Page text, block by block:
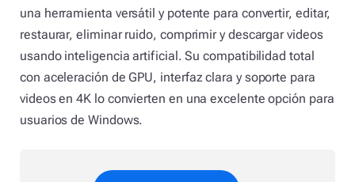
una herramienta versátil y potente para convertir, editar,
restaurar, eliminar ruido, comprimir y descargar videos
usando inteligencia artificial. Su compatibilidad total
con aceleración de GPU, interfaz clara y soporte para
videos en 4K lo convierten en una excelente opción para
usuarios de Windows.